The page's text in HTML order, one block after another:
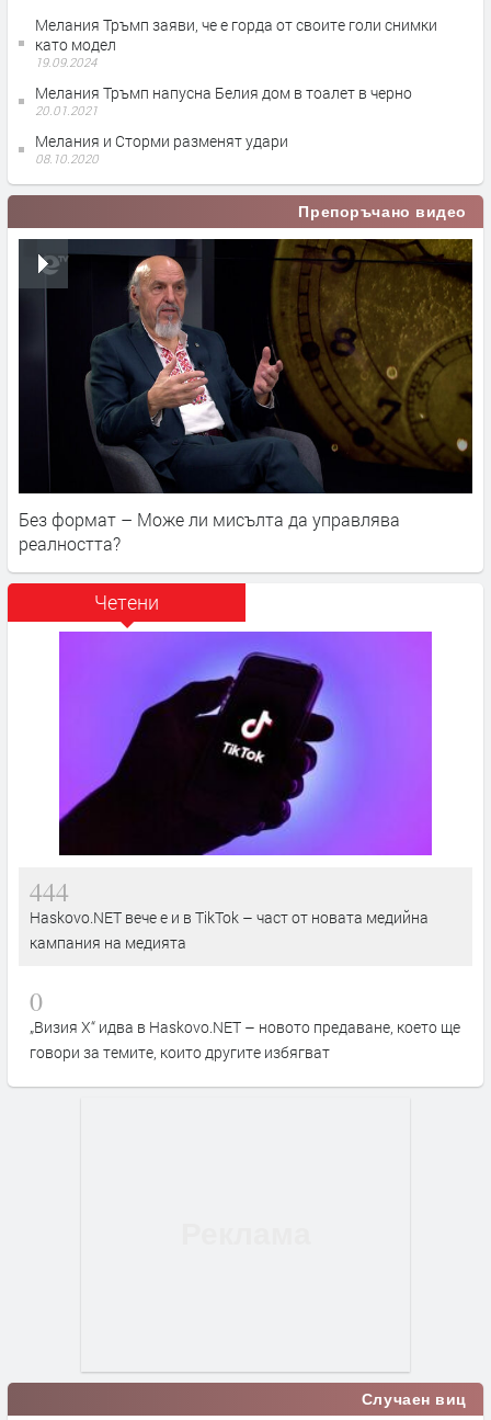
Мелания Тръмп заяви, че е горда от своите голи снимки
като модел
19.09.2024
Мелания Тръмп напусна Белия дом в тоалет в черно
20.01.2021
Мелания и Сторми разменят удари
08.10.2020
Препоръчано видео
Без формат – Може ли мисълта да управлява
реалността?
Четени
444
Haskovo.NET вече е и в TikTok – част от новата медийна
кампания на медията
0
„Визия Х“ идва в Haskovo.NET – новото предаване, което ще
говори за темите, които другите избягват
Случаен виц